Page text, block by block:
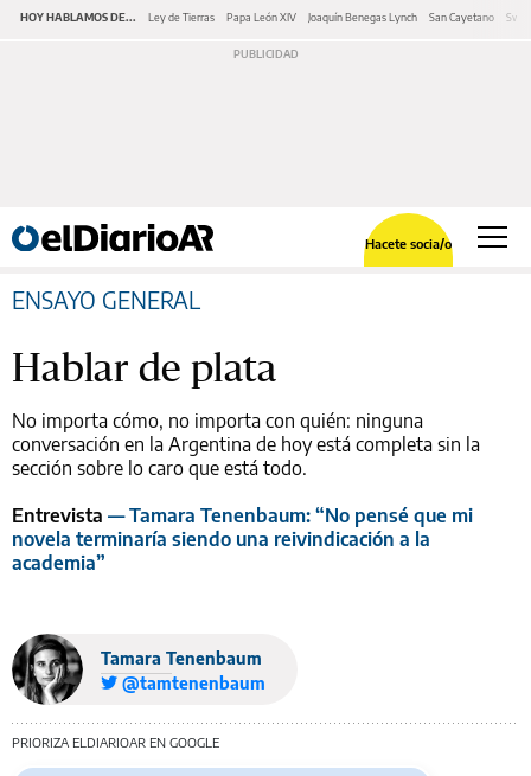
HOY HABLAMOS DE... Ley de Tierras Papa León XIV Joaquín Benegas Lynch San Cayetano
Hacete socia/o
ENSAYO GENERAL
Hablar de plata
No importa cómo, no importa con quién: ninguna
conversación en la Argentina de hoy está completa sin la
sección sobre lo caro que está todo.
Entrevista — Tamara Tenenbaum: “No pensé que mi
novela terminaría siendo una reivindicación a la
academia”
Tamara Tenenbaum
@tamtenenbaum
PRIORIZA ELDIARIOAR EN GOOGLE